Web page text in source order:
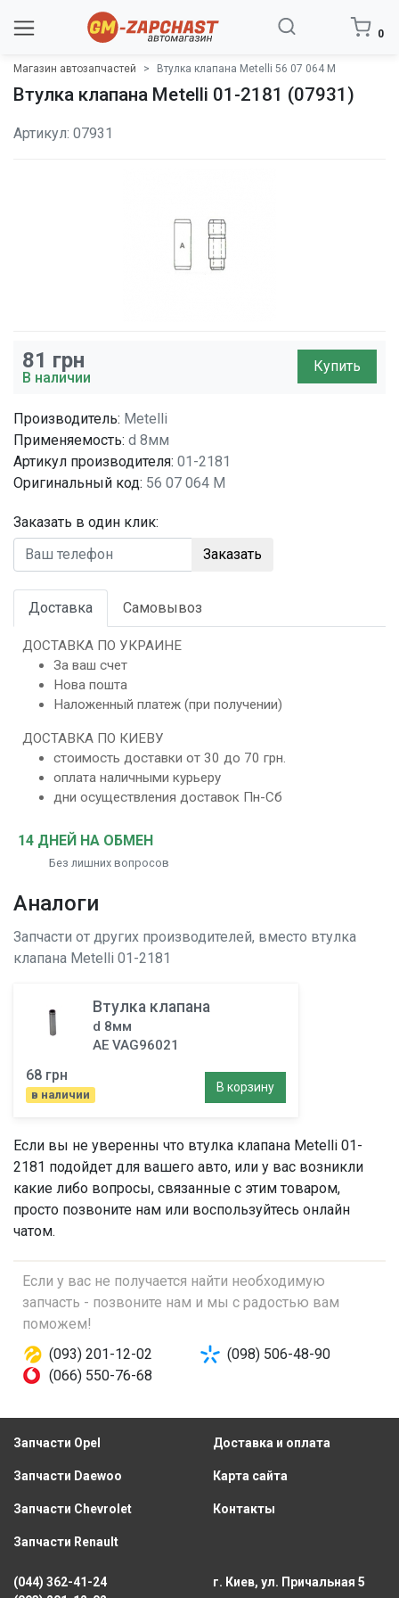
0
Магазин автозапчастей Втулка клапана Metelli 56 07 064 M
Втулка клапана Metelli 01-2181 (07931)
Артикул: 07931
81 грн
В наличии
Купить
Производитель: Metelli
Применяемость: d 8мм
Артикул производителя: 01-2181
Оригинальный код: 56 07 064 M
Заказать в один клик:
Заказать
Доставка Самовывоз
ДОСТАВКА ПО УКРАИНЕ
За ваш счет
Нова пошта
Наложенный платеж (при получении)
ДОСТАВКА ПО КИЕВУ
стоимость доставки от 30 до 70 грн.
оплата наличными курьеру
дни осуществления доставок Пн-Сб
14 ДНЕЙ НА ОБМЕН
Без лишних вопросов
Аналоги
Запчасти от других производителей, вместо втулка
клапана Metelli 01-2181
Втулка клапана
d 8мм
AE VAG96021
68 грн
в наличии
В корзину
Если вы не уверенны что втулка клапана Metelli 01-
2181 подойдет для вашего авто, или у вас возникли
какие либо вопросы, связанные с этим товаром,
просто позвоните нам или воспользуйтесь онлайн
чатом.
Если у вас не получается найти необходимую
запчасть - позвоните нам и мы с радостью вам
поможем!
(093) 201-12-02
(098) 506-48-90
(066) 550-76-68
Запчасти Opel
Запчасти Daewoo
Запчасти Chevrolet
Запчасти Renault
Доставка и оплата
Карта сайта
Контакты
(044) 362-41-24
г. Киев, ул. Причальная 5